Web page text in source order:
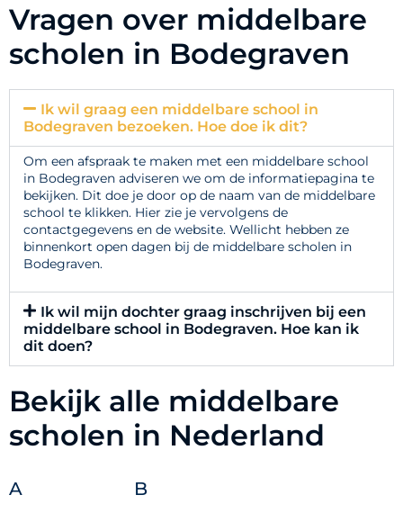
Vragen over middelbare
scholen in Bodegraven
Ik wil graag een middelbare school in
Bodegraven bezoeken. Hoe doe ik dit?
Om een afspraak te maken met een middelbare school
in Bodegraven adviseren we om de informatiepagina te
bekijken. Dit doe je door op de naam van de middelbare
school te klikken. Hier zie je vervolgens de
contactgegevens en de website. Wellicht hebben ze
binnenkort open dagen bij de middelbare scholen in
Bodegraven.
Ik wil mijn dochter graag inschrijven bij een
middelbare school in Bodegraven. Hoe kan ik
dit doen?
Bekijk alle middelbare
scholen in Nederland
A B